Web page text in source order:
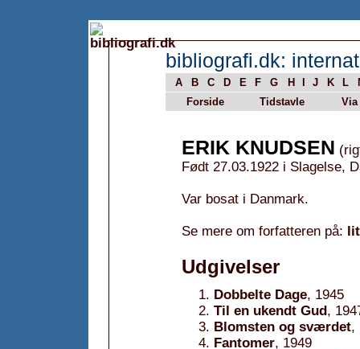
bibliografi.dk:
A B C D E F G H J K L
Forside
Tidstavle Via
ERIK KNUDSEN
Født 27.03.1922 i Slagelse,
Var bosat i Danmark.
Se mere om forfatteren på:
Udgivelser
Dobbelte Dage, 1945
Til en ukendt Gud,
Blomsten og sværdet,
Fantomer, 1949